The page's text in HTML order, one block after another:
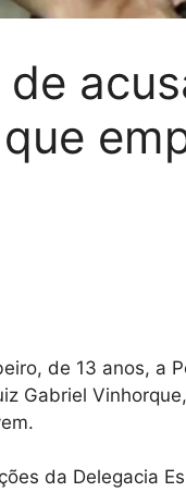
de 13 anos, a
Gabriel
da Delegacia